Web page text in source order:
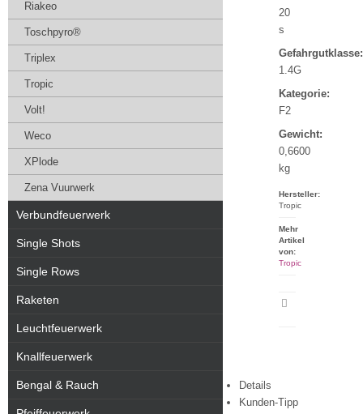
20
s
Gefahrgutklasse:
1.4G
Kategorie:
F2
Gewicht:
0,6600
kg
Hersteller:
Tropic
Mehr
Artikel
von:
Tropic
Details
Kunden-Tipp
Riakeo
Toschpyro®
Triplex
Tropic
Volt!
Weco
XPlode
Zena Vuurwerk
Verbundfeuerwerk
Single Shots
Single Rows
Raketen
Leuchtfeuerwerk
Knallfeuerwerk
Bengal & Rauch